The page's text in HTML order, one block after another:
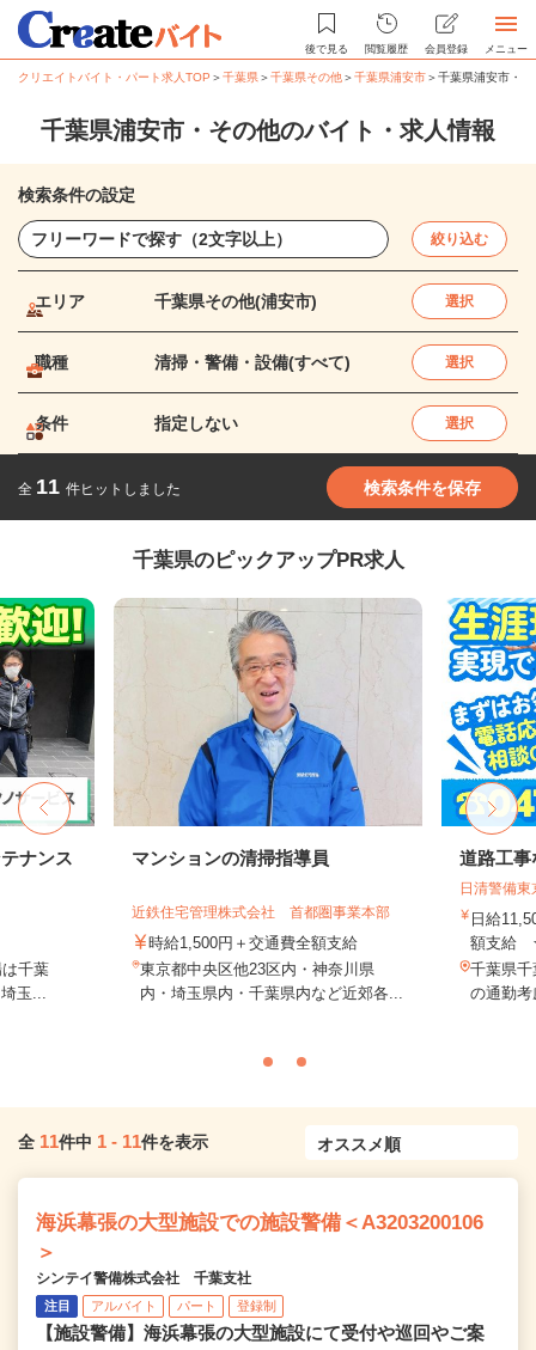
後で見る 閲覧履歴 会員登録 メニュー
クリエイトバイト・パート求人TOP ＞千葉県＞千葉県その他＞千葉県浦安市＞千葉県浦安市・
千葉県浦安市・その他のバイト・求人情報
検索条件の設定
絞り込む
エリア 千葉県その他(浦安市) 選択
職種 清掃・警備・設備(すべて) 選択
条件 指定しない 選択
全 11 件ヒットしました 検索条件を保存
千葉県のピックアップPR求人
ナンス
千葉
玉...
マンションの清掃指導員
近鉄住宅管理株式会社 首都圏事業本部
時給1,500円＋交通費全額支給
東京都中央区他23区内・神奈川県
内・埼玉県内・千葉県内など近郊各...
道路工事
日清警備
日給
額支給
千葉県
の通勤
全 11件中 1 - 11件を表示
海浜幕張の大型施設での施設警備＜A3203200106
＞
シンテイ警備株式会社 千葉支社
注目 アルバイト パート 登録制
【施設警備】海浜幕張の大型施設にて受付や巡回やご案